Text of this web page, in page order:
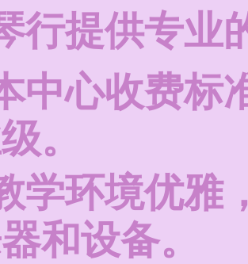
行提供专业
中心收费标
。
学环境优雅
和设备。